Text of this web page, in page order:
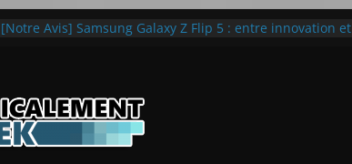
[Notre Avis] Samsung Galaxy Z Flip 5 : entre innovation et
[Notre Avis] Spy x Family: Code White
LEGO dévoile la LEGO Technic McLaren P1